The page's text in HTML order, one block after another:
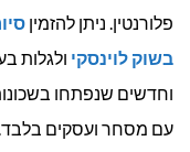
פלורנטין. ניתן להזמין
בשוק לוינסקי ולגלות
וחדשים שנפתחו
עם מסחר ועסקים